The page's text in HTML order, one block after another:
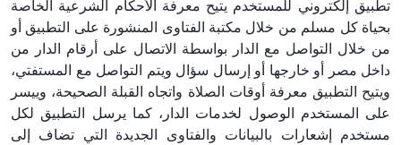
تطبيق إلكتروني للمستخدم يتيح معرفة الأحكام الشرعية الخاصة
بحياة كل مسلم من خلال مكتبة الفتاوى المنشورة على التطبيق أو
من خلال التواصل مع الدار بواسطة الاتصال على أرقام الدار من
داخل مصر أو خارجها أو إرسال سؤال ويتم التواصل مع المستفتي،
ويتيح التطبيق معرفة أوقات الصلاة واتجاه القبلة الصحيحة، وييسر
على المستخدم الوصول لخدمات الدار، كما يرسل التطبيق لكل
مستخدم إشعارات بالبيانات والفتاوى الجديدة التي تضاف إلى